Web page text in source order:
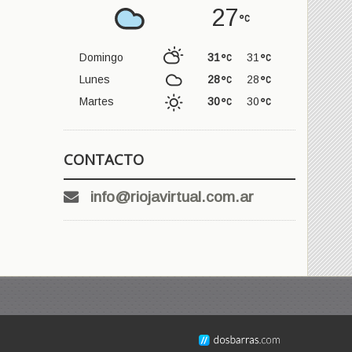
27
Domingo 31
31
Lunes
28
28
Martes
30
30
CONTACTO
info@riojavirtual.com.ar